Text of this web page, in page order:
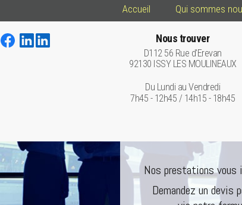
Accueil Qui sommes
Nous trouver
D112 56 Rue d'Erevan
92130 ISSY LES MOULINEAUX
Du Lundi au Vendredi
7h45 - 12h45 / 14h15 - 18h45
Nos prestations vous
Demandez un devis